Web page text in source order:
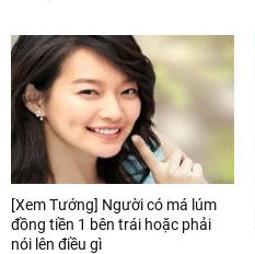
[Xem Tướng] Người có má lúm
đồng tiền 1 bên trái hoặc phải
nói lên điều gì